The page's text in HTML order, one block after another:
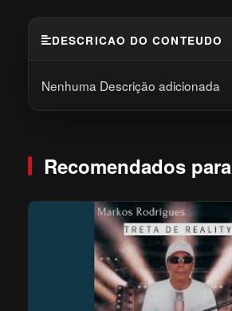
DESCRICAO DO CONTEUDO
Nenhuma Descrição adicionada
Recomendados